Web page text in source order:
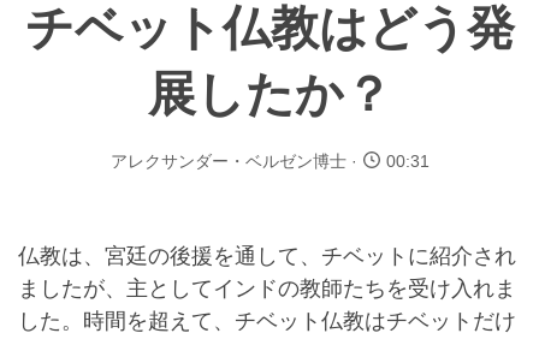
チベット仏教はどう発
展したか？
アレクサンダー・ベルゼン博士 00:31
仏教は、宮廷の後援を通して、チベットに紹介され
ましたが、主としてインドの教師たちを受け入れま
した。時間を超えて、チベット仏教はチベットだけ